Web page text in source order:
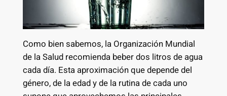
Como bien sabemos, la Organización Mundial
de la Salud recomienda beber dos litros de agua
cada día. Esta aproximación que depende del
género, de la edad y de la rutina de cada uno